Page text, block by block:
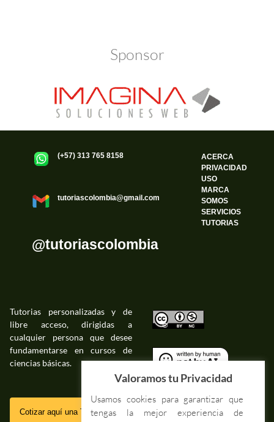
Sponsor
(+57) 313 765 8158
tutoriascolombia@gmail.com
@tutoriascolombia
ACERCA
PRIVACIDAD
USO
MARCA
SOMOS
SERVICIOS
TUTORIAS
Tutorias personalizadas y de
libre acceso, dirigidas a
cualquier persona que desee
fundamentarse en cursos de
ciencias básicas.
Cotizar aquí una Tutoria Web
©
©
SSL
Valoramos tu Privacidad
Usamos cookies para garantizar que
tengas la mejor experiencia de